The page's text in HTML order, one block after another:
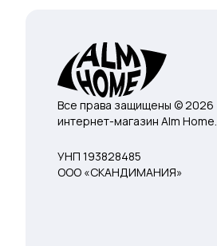
Все права защищены © 2026
интернет-магазин Alm Home.
УНП 193828485
ООО «СКАНДИМАНИЯ»